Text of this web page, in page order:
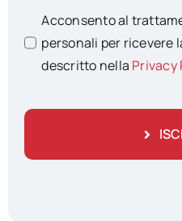
Acconsento al
personali per ricevere
descritto nella Privacy